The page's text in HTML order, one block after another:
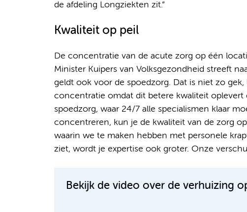
de afdeling Longziekten zit.”
Kwaliteit op peil
De concentratie van de acute zorg op één
Minister Kuipers van Volksgezondheid streeft
geldt ook voor de spoedzorg. Dat is niet zo
concentratie omdat dit betere kwaliteit
spoedzorg, waar 24/7 alle specialismen klaar
concentreren, kun je de kwaliteit van de zorg
waarin we te maken hebben met personele
ziet, wordt je expertise ook groter. Onze
Bekijk de video over de verhuizing